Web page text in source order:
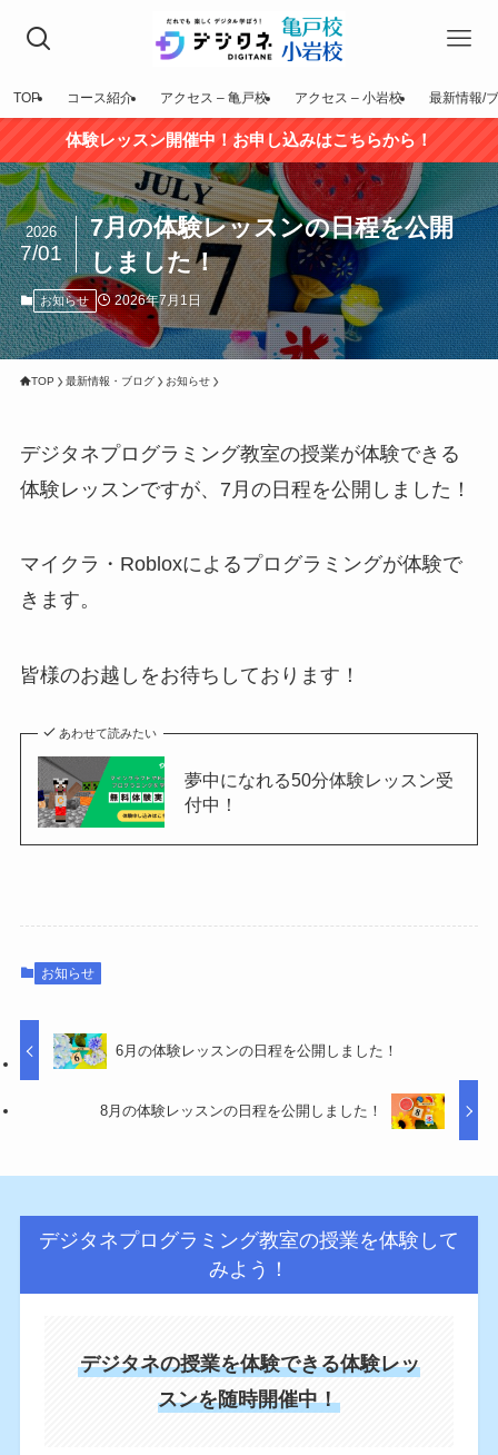
TOP コース紹介 アクセス – 亀戸校 アクセス – 小岩校 最新情報/
体験レッスン開催中！お申し込みはこちらから！
7月の体験レッスンの日程を公開
しました！
2026
7/01
お知らせ 2026年7月1日
TOP 最新情報・ブログ お知らせ
デジタネプログラミング教室の授業が体験できる
体験レッスンですが、7月の日程を公開しました！
マイクラ・Robloxによるプログラミングが体験で
きます。
皆様のお越しをお待ちしております！
あわせて読みたい
夢中になれる50分体験レッスン受
付中！
お知らせ
6月の体験レッスンの日程を公開しました！
8月の体験レッスンの日程を公開しました！
デジタネプログラミング教室の授業を体験して
みよう！
デジタネの授業を体験できる体験レッ
スンを随時開催中！